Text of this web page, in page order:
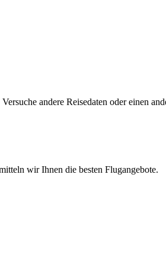
andere Reisedaten oder einen
wir Ihnen die besten Flugangebote.